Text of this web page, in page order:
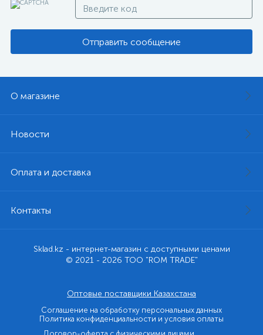
Отправить сообщение
О магазине
Новости
Оплата и доставка
Контакты
Sklad.kz - интернет-магазин с доступными ценами
© 2021 - 2026 ТОО "ROM TRADE"
Оптовые поставщики Казахстана
Соглашение на обработку персональных данных
Политика конфиденциальности и условия оплаты